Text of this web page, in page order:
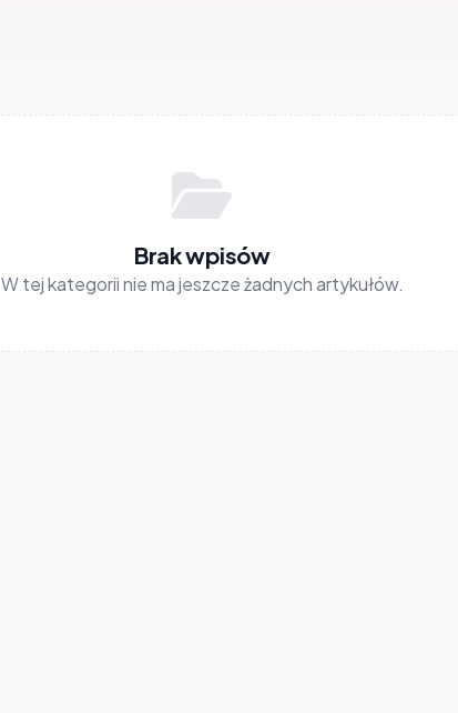
Brak wpisów
W tej kategorii nie ma jeszcze żadnych artykułów.